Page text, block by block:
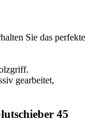
Sie das perfekte
gearbeitet,
45